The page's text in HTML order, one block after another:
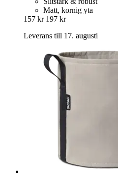
Matt, kornig yta
157 kr 197 kr
Leverans till 17. augusti